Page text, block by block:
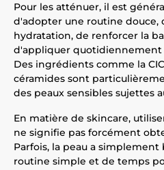
Pour les atténuer, il est
d'adopter une routine
hydratation, de renforcer la
d'appliquer quotidiennement
Des ingrédients comme la
céramides sont
des peaux sensibles sujettes
En matière de skincare,
ne signifie pas forcément
Parfois, la peau a
routine simple et de temps